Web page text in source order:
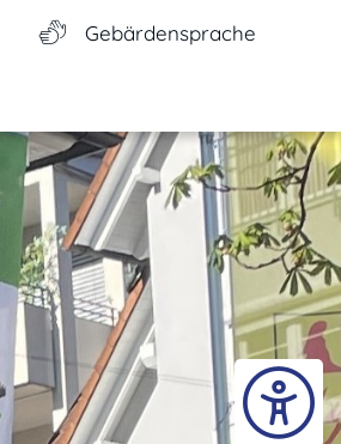
Gebärdensprache